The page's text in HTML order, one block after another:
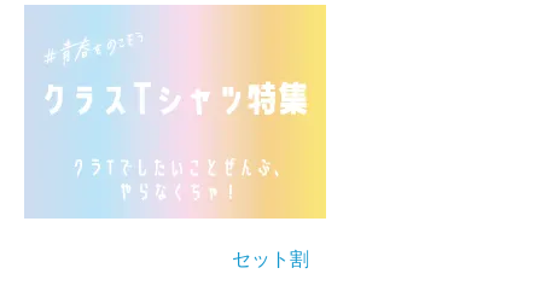
セット割